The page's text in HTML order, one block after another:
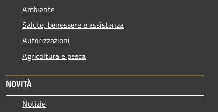
Ambiente
Salute, benessere e assistenza
Autorizzazioni
Agricoltura e pesca
NOVITÀ
Notizie